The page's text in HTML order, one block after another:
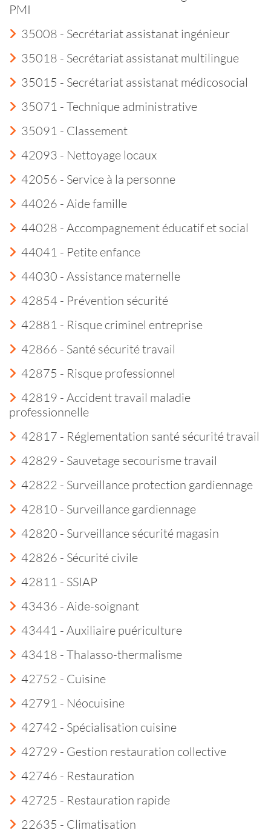
PMI
35008 - Secrétariat assistanat ingénieur
35018 - Secrétariat assistanat multilingue
35015 - Secrétariat assistanat médicosocial
35071 - Technique administrative
35091 - Classement
42093 - Nettoyage locaux
42056 - Service à la personne
44026 - Aide famille
44028 - Accompagnement éducatif et social
44041 - Petite enfance
44030 - Assistance maternelle
42854 - Prévention sécurité
42881 - Risque criminel entreprise
42866 - Santé sécurité travail
42875 - Risque professionnel
42819 - Accident travail maladie
professionnelle
42817 - Réglementation santé sécurité travail
42829 - Sauvetage secourisme travail
42822 - Surveillance protection gardiennage
42810 - Surveillance gardiennage
42820 - Surveillance sécurité magasin
42826 - Sécurité civile
42811 - SSIAP
43436 - Aide-soignant
43441 - Auxiliaire puériculture
43418 - Thalasso-thermalisme
42752 - Cuisine
42791 - Néocuisine
42742 - Spécialisation cuisine
42729 - Gestion restauration collective
42746 - Restauration
42725 - Restauration rapide
22635 - Climatisation